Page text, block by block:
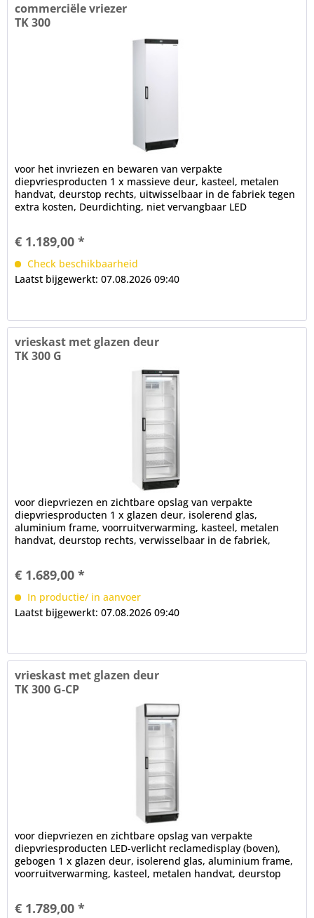
commerciële vriezer
TK 300
voor het invriezen en bewaren van verpakte
diepvriesproducten 1 x massieve deur, kasteel, metalen
handvat, deurstop rechts, uitwisselbaar in de fabriek tegen
extra kosten, Deurdichting, niet vervangbaar LED
€ 1.189,00 *
Check beschikbaarheid
Laatst bijgewerkt: 07.08.2026 09:40
vrieskast met glazen deur
TK 300 G
voor diepvriezen en zichtbare opslag van verpakte
diepvriesproducten 1 x glazen deur, isolerend glas,
aluminium frame, voorruitverwarming, kasteel, metalen
handvat, deurstop rechts, verwisselbaar in de fabriek,
€ 1.689,00 *
In productie/ in aanvoer
Laatst bijgewerkt: 07.08.2026 09:40
vrieskast met glazen deur
TK 300 G-CP
voor diepvriezen en zichtbare opslag van verpakte
diepvriesproducten LED-verlicht reclamedisplay (boven),
gebogen 1 x glazen deur, isolerend glas, aluminium frame,
voorruitverwarming, kasteel, metalen handvat, deurstop
€ 1.789,00 *